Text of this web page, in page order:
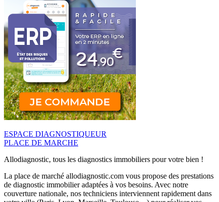
ESPACE DIAGNOSTIQUEUR
PLACE DE MARCHE
Allodiagnostic, tous les diagnostics immobiliers pour votre bien !
La place de marché allodiagnostic.com vous propose des prestations
de diagnostic immobilier adaptées à vos besoins. Avec notre
couverture nationale, nos techniciens interviennent rapidement dans